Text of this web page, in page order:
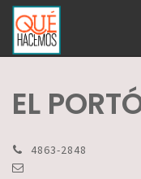
EL
4863-2848